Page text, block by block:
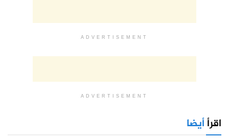
ADVERTISEMENT
ADVERTISEMENT
اقرأأيضا